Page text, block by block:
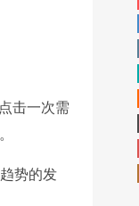
击一次需
势的发